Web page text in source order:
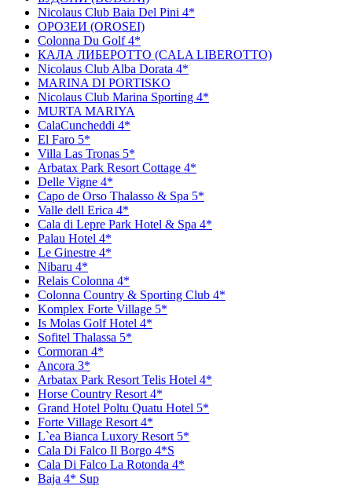
Nicolaus Club Baia Del Pini 4*
ОРОЗЕИ (OROSEI)
Colonna Du Golf 4*
КАЛА ЛИБЕРОТТО (CALA LIBEROTTO)
Nicolaus Club Alba Dorata 4*
MARINA DI PORTISKO
Nicolaus Club Marina Sporting 4*
MURTA MARIYA
CalaCuncheddi 4*
El Faro 5*
Villa Las Tronas 5*
Arbatax Park Resort Cottage 4*
Delle Vigne 4*
Capo de Orso Thalasso & Spa 5*
Valle dell Erica 4*
Cala di Lepre Park Hotel & Spa 4*
Palau Hotel 4*
Le Ginestre 4*
Nibaru 4*
Relais Colonna 4*
Colonna Country & Sporting Club 4*
Komplex Forte Village 5*
Is Molas Golf Hotel 4*
Sofitel Thalassa 5*
Cormoran 4*
Ancora 3*
Arbatax Park Resort Telis Hotel 4*
Horse Country Resort 4*
Grand Hotel Poltu Quatu Hotel 5*
Forte Village Resort 4*
L`ea Bianca Luxory Resort 5*
Cala Di Falco Il Borgo 4*S
Cala Di Falco La Rotonda 4*
Baja 4* Sup